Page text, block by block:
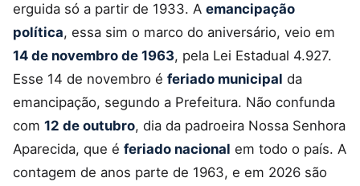
erguida só a partir de 1933. A emancipação
política, essa sim o marco do aniversário, veio em
14 de novembro de 1963, pela Lei Estadual 4.927.
Esse 14 de novembro é feriado municipal da
emancipação, segundo a Prefeitura. Não confunda
com 12 de outubro, dia da padroeira Nossa Senhora
Aparecida, que é feriado nacional em todo o país. A
contagem de anos parte de 1963, e em 2026 são